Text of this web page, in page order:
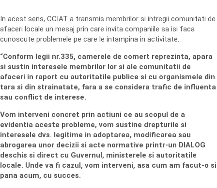
In acest sens, CCIAT a transmis membrilor si intregii comunitati de
afaceri locale un mesaj prin care invita companiile sa isi faca
cunoscute problemele pe care le intampina in activitate.
“Conform legii nr.335, camerele de comert reprezinta, apara
si sustin interesele membrilor lor si ale comunitatii de
afaceri in raport cu autoritatile publice si cu organismele din
tara si din strainatate, fara a se considera trafic de influenta
sau conflict de interese.
Vom interveni concret prin actiuni ce au scopul de a
evidentia aceste probleme, vom sustine drepturile si
interesele dvs. legitime in adoptarea, modificarea sau
abrogarea unor decizii si acte normative printr-un DIALOG
deschis si direct cu Guvernul, ministerele si autoritatile
locale. Unde va fi cazul, vom interveni, asa cum am facut-o si
pana acum, cu succes.